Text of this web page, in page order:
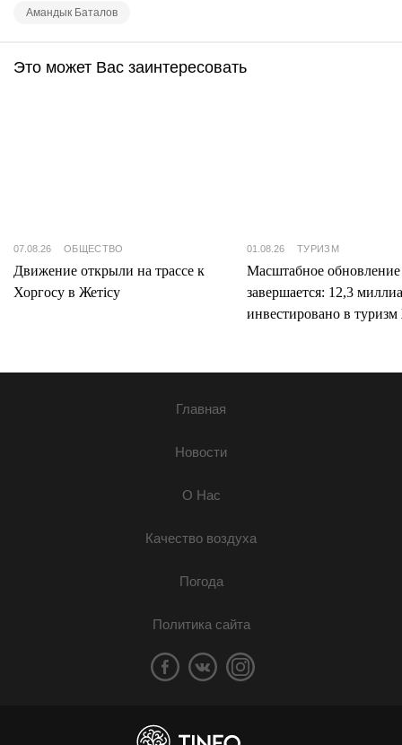
Амандык Баталов
Это может Вас заинтересовать
07.08.26 ОБЩЕСТВО
Движение открыли на трассе к
Хоргосу в Жетісу
01.08.26 ТУРИЗМ
Масштабное
завершается: 12,3
инвестировано в туризм
Главная
Новости
О Нас
Качество воздуха
Погода
Политика сайта